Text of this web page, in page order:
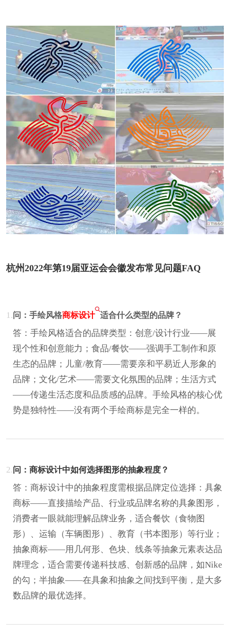
杭州2022年第19届亚运会会徽发布常见问题FAQ
1.问：手绘风格商标设计 适合什么类型的品牌？
答：手绘风格适合的品牌类型：创意/设计行业——展
现个性和创意能力；食品/餐饮——强调手工制作和原
生态的品牌；儿童/教育——需要亲和平易近人形象的
品牌；文化/艺术——需要文化氛围的品牌；生活方式
——传递生活态度和品质感的品牌。手绘风格的核心优
势是独特性——没有两个手绘商标是完全一样的。
2.问：商标设计中如何选择图形的抽象程度？
答：商标设计中的抽象程度需根据品牌定位选择：具象
商标——直接描绘产品、行业或品牌名称的具象图形，
消费者一眼就能理解品牌业务，适合餐饮（食物图
形）、运输（车辆图形）、教育（书本图形）等行业；
抽象商标——用几何形、色块、线条等抽象元素表达品
牌理念，适合需要传递科技感、创新感的品牌，如Nike
的勾；半抽象——在具象和抽象之间找到平衡，是大多
数品牌的最优选择。